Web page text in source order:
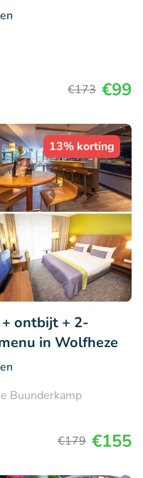
€173 €99
13% korting
ontbijt + 2-
in Wolfheze
Buunderkamp
€179 €155